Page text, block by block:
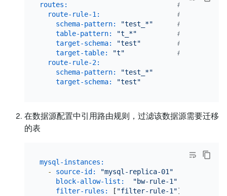
routes:
# 定义数据源
route-rule-1:
# 规则名称
schema-pattern:
"test_*"
# 匹配数据源
table-pattern:
"t_*"
# 匹配数据源
target-schema:
"test"
# 目标 TiDB
target-table:
"t"
# 目标 TiDB
route-rule-2:
schema-pattern:
"test_*"
target-schema:
"test"
在数据源配置中引用路由规则，过滤该数据源需要迁移
的表
mysql-instances:
-
source-id:
"mysql-replica-01"
block-allow-list:
"bw-rule-1"
filter-rules:
[ "filter-rule-1"